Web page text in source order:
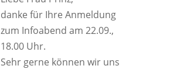
danke für Ihre Anmeldung
zum Infoabend am 22.09.,
18.00 Uhr.
Sehr gerne können wir uns